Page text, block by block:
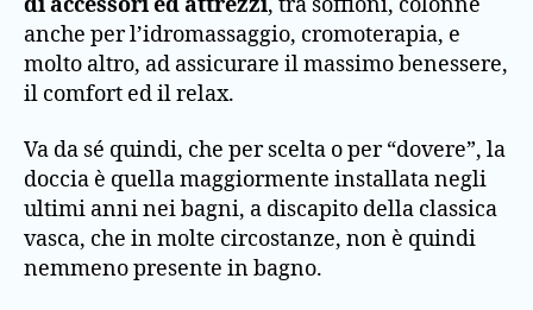
anche per l’idromassaggio, cromoterapia, e
molto altro, ad assicurare il massimo benessere,
il comfort ed il relax.
Va da sé quindi, che per scelta o per “dovere”, la
doccia è quella maggiormente installata negli
ultimi anni nei bagni, a discapito della classica
vasca, che in molte circostanze, non è quindi
nemmeno presente in bagno.